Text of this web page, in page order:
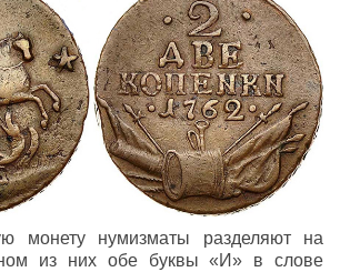
монету нумизматы разделяют на
из них обе буквы «И» в слове